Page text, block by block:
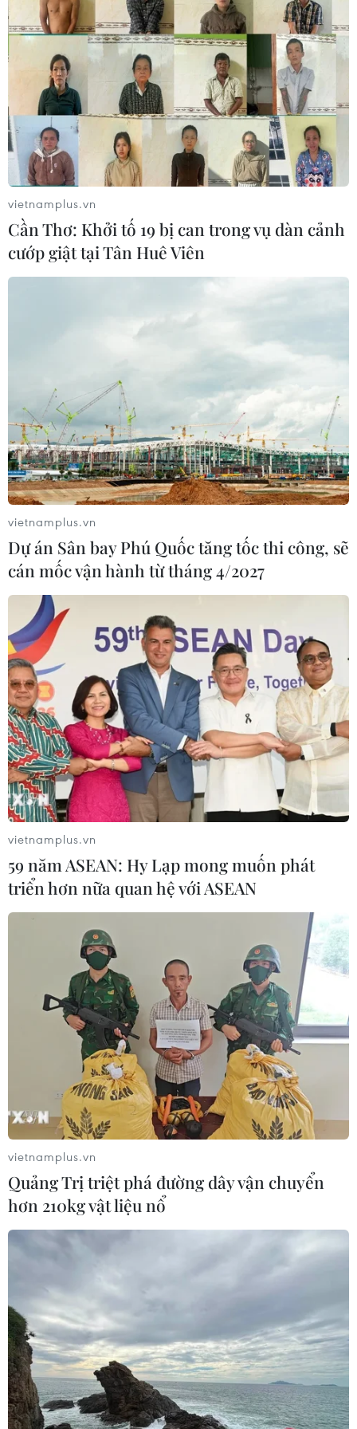
TIN CÙNG CHUYÊN MỤC
Giao tranh dữ dội ở miền Tây Libya,
nhiều tù nhân vượt ngục
05/08/2026 05:58
Lở đất tại Ethiopia khiến ít nhất 14
người thiệt mạng
Kế hoạch đồng tiền chung Tây Phi
đối mặt thách thức
Nigeria: Hơn 100 người bị bắt cóc ở
bang Zamfara
03/08/2026 11:32
vietnamplus.vn
Cần Thơ: Khởi tố 19 bị can trong vụ dàn cảnh
cướp giật tại Tân Huê Viên
vietnamplus.vn
Dự án Sân bay Phú Quốc tăng tốc thi công, sẽ
cán mốc vận hành từ tháng 4/2027
vietnamplus.vn
59 năm ASEAN: Hy Lạp mong muốn phát
triển hơn nữa quan hệ với ASEAN
vietnamplus.vn
Quảng Trị triệt phá đường dây vận chuyển
hơn 210kg vật liệu nổ